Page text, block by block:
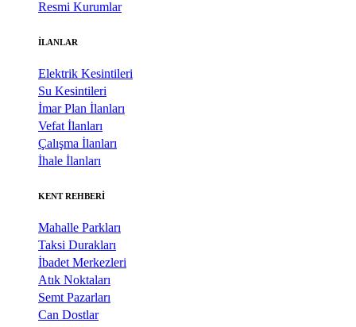
Resmi Kurumlar
İLANLAR
Elektrik Kesintileri
Su Kesintileri
İmar Plan İlanları
Vefat İlanları
Çalışma İlanları
İhale İlanları
KENT REHBERİ
Mahalle Parkları
Taksi Durakları
İbadet Merkezleri
Atık Noktaları
Semt Pazarları
Can Dostlar